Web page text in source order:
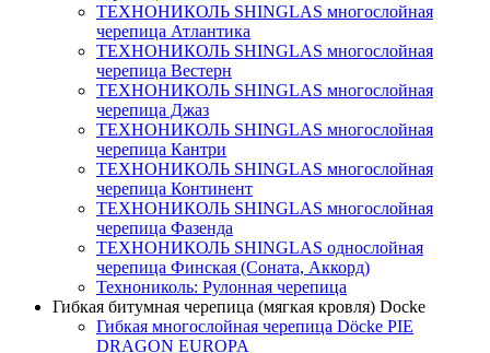
ТЕХНОНИКОЛЬ SHINGLAS многослойная
черепица Атлантика
ТЕХНОНИКОЛЬ SHINGLAS многослойная
черепица Вестерн
ТЕХНОНИКОЛЬ SHINGLAS многослойная
черепица Джаз
ТЕХНОНИКОЛЬ SHINGLAS многослойная
черепица Кантри
ТЕХНОНИКОЛЬ SHINGLAS многослойная
черепица Континент
ТЕХНОНИКОЛЬ SHINGLAS многослойная
черепица Фазенда
ТЕХНОНИКОЛЬ SHINGLAS однослойная
черепица Финская (Соната, Аккорд)
Технониколь: Рулонная черепица
Гибкая битумная черепица (мягкая кровля) Docke
Гибкая многослойная черепица Döcke PIE
DRAGON EUROPA